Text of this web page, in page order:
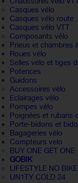
Casques vélo
Casques vélo route
Casques vélo VTT
Composants vélo
Pneus et chambres
Roues vélo
Selles vélo et tiges
Potences
Guidons
Accessoires vélo
Eclairages vélo
Pompes vélo
Poignées et rubans
Porte-bidons et
Bagageries vélo
Compteurs velo
BUY ONE GET
GOBIK
LIFESTYLE NO
UN1TY COLD 24